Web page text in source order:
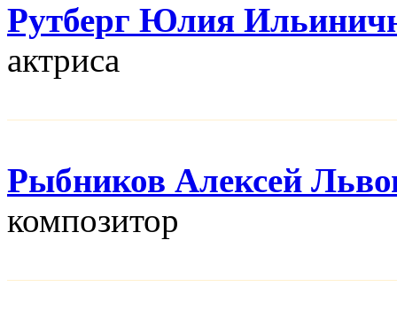
Рутберг Юлия
актриса
Рыбников Алексей
композитор